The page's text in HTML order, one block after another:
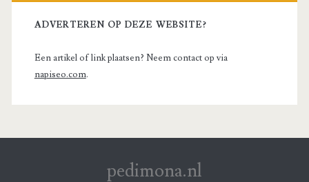
ADVERTEREN OP DEZE WEBSITE?
Een artikel of link plaatsen? Neem contact op via
napiseo.com.
pedimona.nl